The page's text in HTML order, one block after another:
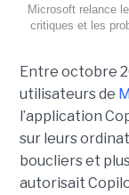
Microsoft relance
critiques et les
Entre octobre
utilisateurs de
l’application
sur leurs
boucliers et
autorisait